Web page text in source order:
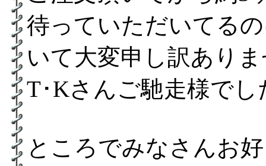
待っていただいてる
いて大変申し訳あり
T･Kさんご馳走様でし
ところでみなさんお